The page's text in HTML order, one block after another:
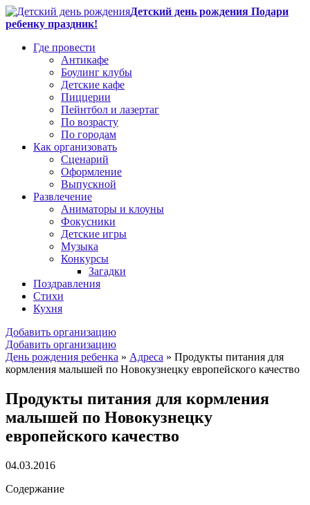
Детский день рождения Подари
ребенку праздник!
Где провести
Антикафе
Боулинг клубы
Детские кафе
Пиццерии
Пейнтбол и лазертаг
По возрасту
По городам
Как организовать
Сценарий
Оформление
Выпускной
Развлечение
Аниматоры и клоуны
Фокусники
Детские игры
Музыка
Конкурсы
Загадки
Поздравления
Стихи
Кухня
Добавить организацию
Добавить организацию
День рождения ребенка » Адреса » Продукты питания для
кормления малышей по Новокузнецку европейского качество
Продукты питания для кормления
малышей по Новокузнецку
европейского качество
04.03.2016
Содержание